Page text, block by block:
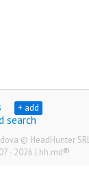
+ add
search
© HeadHunter SRL
- 2026 | hh.md®